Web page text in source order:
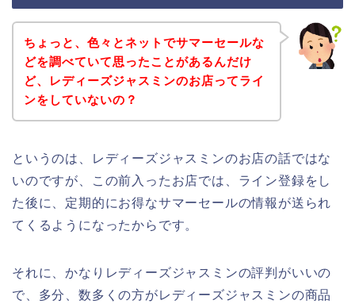
ちょっと、色々とネットでサマーセールな
どを調べていて思ったことがあるんだけ
ど、レディーズジャスミンのお店ってライ
ンをしていないの？
というのは、レディーズジャスミンのお店の話ではな
いのですが、この前入ったお店では、ライン登録をし
た後に、定期的にお得なサマーセールの情報が送られ
てくるようになったからです。
それに、かなりレディーズジャスミンの評判がいいの
で、多分、数多くの方がレディーズジャスミンの商品